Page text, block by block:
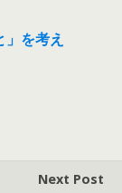
を考え
Next Post